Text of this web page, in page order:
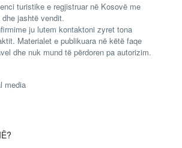
turistike e regjistruar në Kosovë me
jashtë vendit.
ju lutem kontaktoni zyret tona
Materialet e publikuara në këtë faqe
dhe nuk mund të përdoren pa autorizim.
media